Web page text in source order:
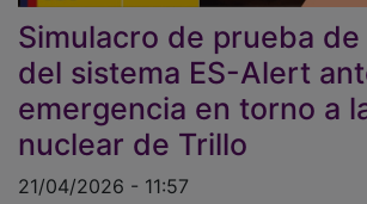
Simulacro de prueba
del sistema ES-Alert
emergencia en torno a
nuclear de Trillo